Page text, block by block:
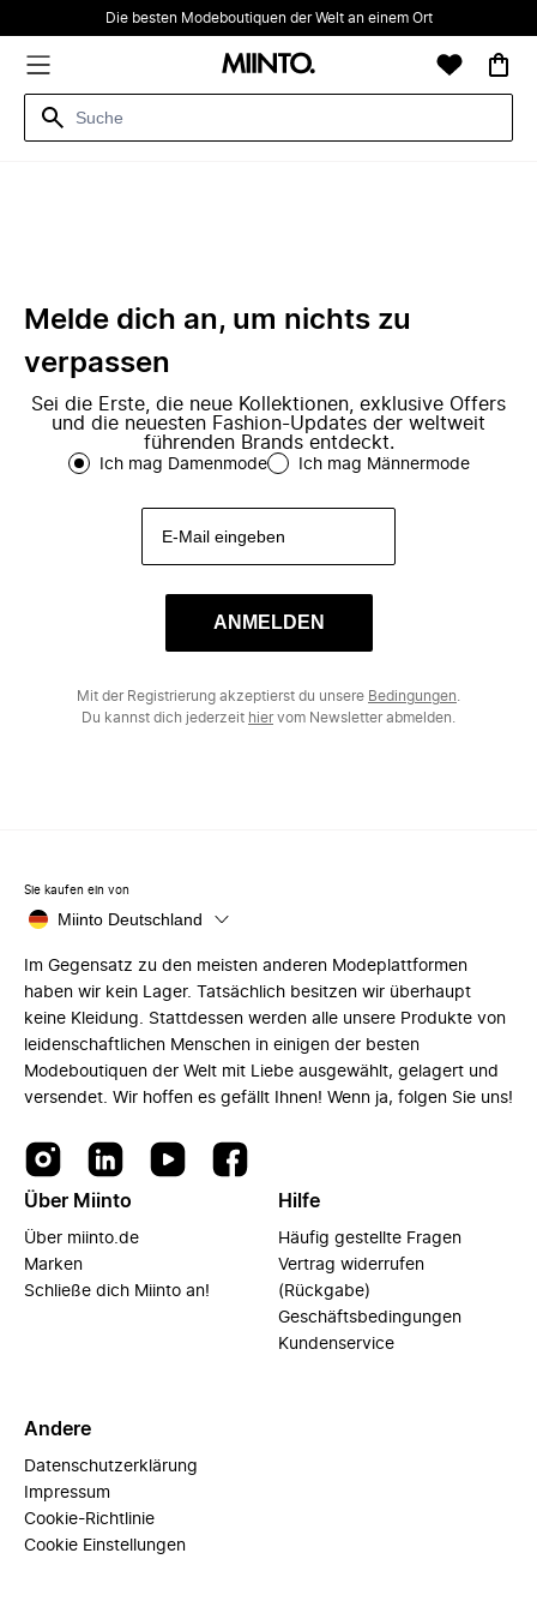
Die besten Modeboutiquen der Welt an einem Ort
Melde dich an, um nichts zu
verpassen
Sei die Erste, die neue Kollektionen, exklusive Offers
und die neuesten Fashion-Updates der weltweit
führenden Brands entdeckt.
Ich mag Damenmode Ich mag Männermode
ANMELDEN
Mit der Registrierung akzeptierst du unsere Bedingungen
Du kannst dich jederzeit hiervom Newsletter abmelden.
Sie kaufen ein von
Miinto Deutschland
Im Gegensatz zu den meisten anderen Modeplattformen
haben wir kein Lager. Tatsächlich besitzen wir überhaupt
keine Kleidung. Stattdessen werden alle unsere Produkte von
leidenschaftlichen Menschen in einigen der besten
Modeboutiquen der Welt mit Liebe ausgewählt, gelagert und
versendet. Wir hoffen es gefällt Ihnen! Wenn ja, folgen Sie uns!
Über Miinto
Über miinto.de
Marken
Schließe dich Miinto an!
Hilfe
Häufig gestellte Fragen
Vertrag widerrufen
(Rückgabe)
Geschäftsbedingungen
Kundenservice
Andere
Datenschutzerklärung
Impressum
Cookie-Richtlinie
Cookie Einstellungen